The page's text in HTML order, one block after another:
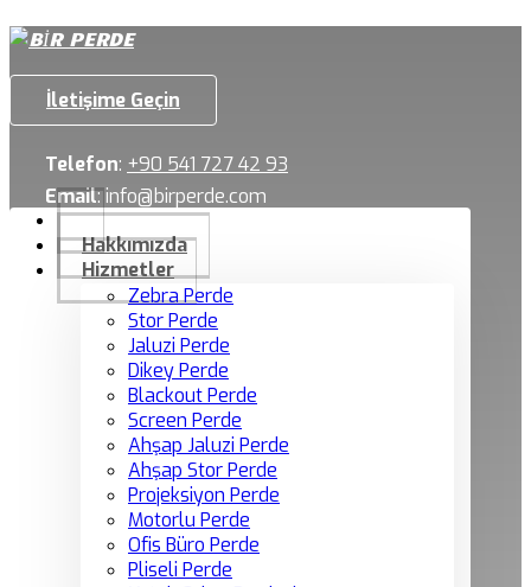
İletişime Geçin
Telefon: +90 541 727 42 93
Email:info@birperde.com
Hakkımızda
Hizmetler
Zebra Perde
Stor Perde
Jaluzi Perde
Dikey Perde
Blackout Perde
Screen Perde
Ahşap Jaluzi Perde
Ahşap Stor Perde
Projeksiyon Perde
Motorlu Perde
Ofis Büro Perde
Pliseli Perde